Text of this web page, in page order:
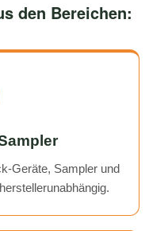
den Bereichen:
Geräte, Sampler und